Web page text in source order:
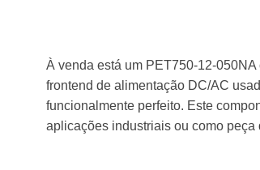
À venda está um PET750-12-
frontend de alimentação DC/AC
funcionalmente perfeito. Este
aplicações industriais ou como peça